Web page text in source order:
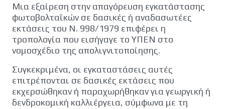
Μια εξαίρεση στην απαγόρευση εγκατάστασης
φωτοβολταϊκών σε δασικές ή αναδασωτέες
εκτάσεις του Ν. 998/1979 επιφέρει η
τροπολογία που εισήγαγε το ΥΠΕΝ στο
νομοσχέδιο της απολιγνιτοποίησης.
Συγκεκριμένα, οι εγκαταστάσεις αυτές
επιτρέπονται σε δασικές εκτάσεις που
εκχερσώθηκαν ή παραχωρήθηκαν για γεωργική ή
δενδροκομική καλλιέργεια, σύμφωνα με τη